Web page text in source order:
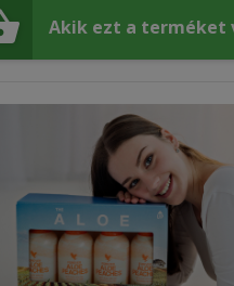
Akik ezt a terméket